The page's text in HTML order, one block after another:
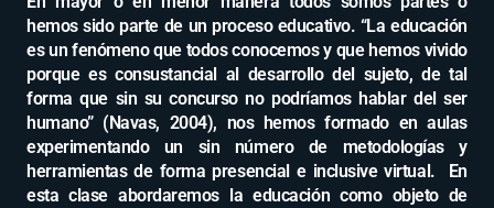
hemos sido parte de un proceso educativo. “La educación
es un fenómeno que todos conocemos y que hemos vivido
porque es consustancial al desarrollo del sujeto, de tal
forma que sin su concurso no podríamos hablar del ser
humano” (Navas, 2004), nos hemos formado en aulas
experimentando un sin número de metodologías y
herramientas de forma presencial e inclusive virtual. En
esta clase abordaremos la educación como objeto de